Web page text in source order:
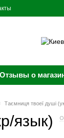
Отзывы о
Таємниця твоеї душі
язык)